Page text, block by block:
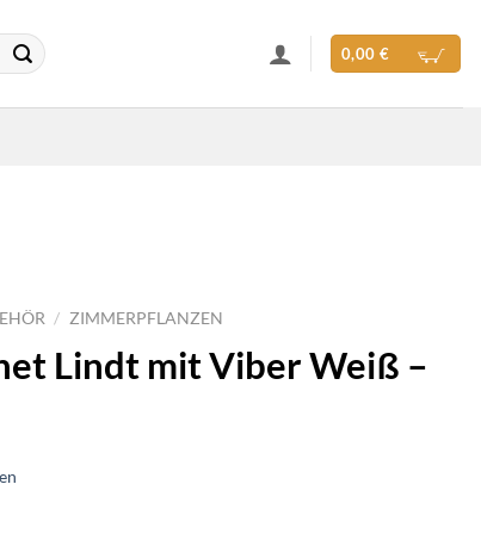
0,00 €
/ ZIMMERPFLANZEN
Lindt mit Viber Weiß –